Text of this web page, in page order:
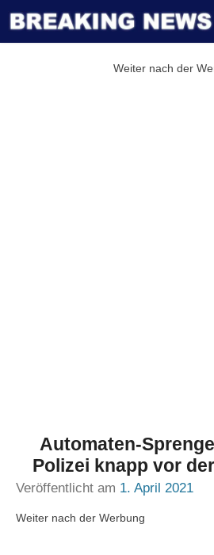
Weiter nach der
Automaten-
Polizei knapp vor
Veröffentlicht am 1. April 2021
Weiter nach der Werbung